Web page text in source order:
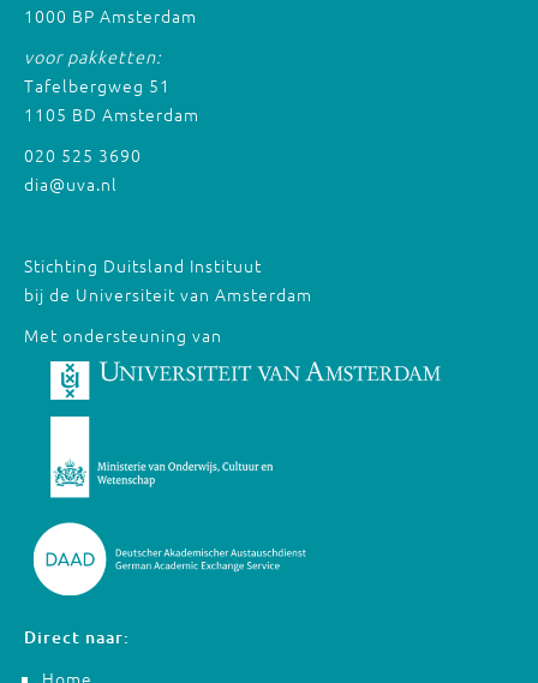
1000 BP Amsterdam
voor pakketten:
Tafelbergweg 51
1105 BD Amsterdam
020 525 3690
dia@uva.nl
Stichting Duitsland Instituut
bij de Universiteit van Amsterdam
Met ondersteuning van
Direct naar:
Home